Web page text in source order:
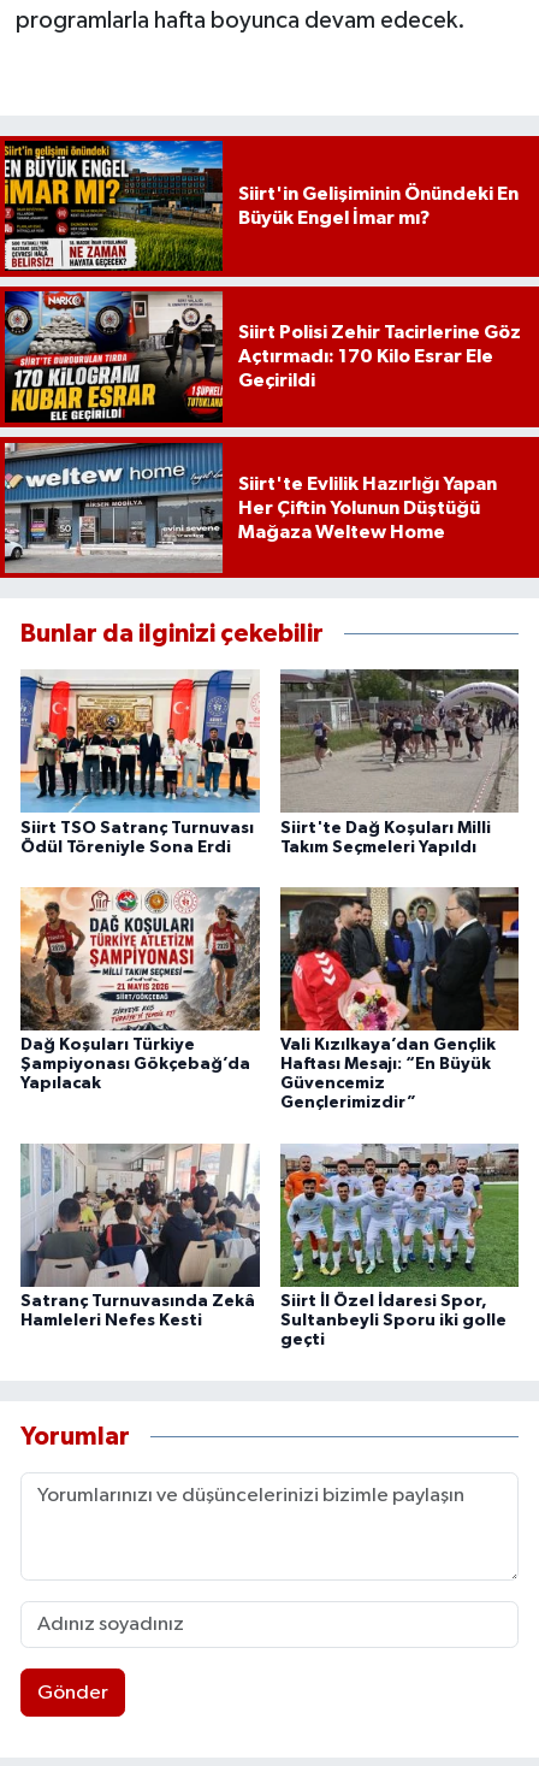
programlarla hafta boyunca devam edecek.
Siirt'in Gelişiminin Önündeki En
Büyük Engel İmar mı?
Siirt Polisi Zehir Tacirlerine Göz
Açtırmadı: 170 Kilo Esrar Ele
Geçirildi
Siirt'te Evlilik Hazırlığı Yapan
Her Çiftin Yolunun Düştüğü
Mağaza Weltew Home
Bunlar da ilginizi çekebilir
Siirt TSO Satranç Turnuvası
Ödül Töreniyle Sona Erdi
Siirt'te Dağ Koşuları Milli
Takım Seçmeleri Yapıldı
Dağ Koşuları Türkiye
Şampiyonası Gökçebağ’da
Yapılacak
Vali Kızılkaya’dan Gençlik
Haftası Mesajı: “En Büyük
Güvencemiz
Gençlerimizdir”
Satranç Turnuvasında Zekâ
Hamleleri Nefes Kesti
Siirt İl Özel İdaresi Spor,
Sultanbeyli Sporu iki golle
geçti
Yorumlar
Gönder